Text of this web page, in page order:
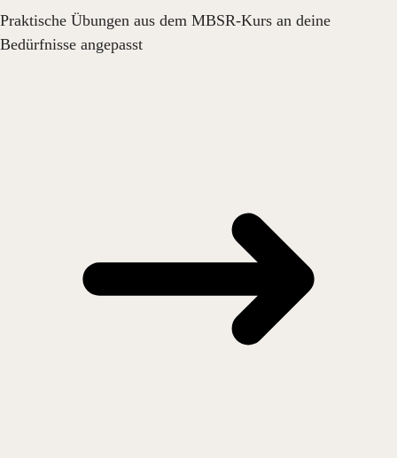
Praktische Übungen aus dem MBSR-Kurs an deine
Bedürfnisse angepasst